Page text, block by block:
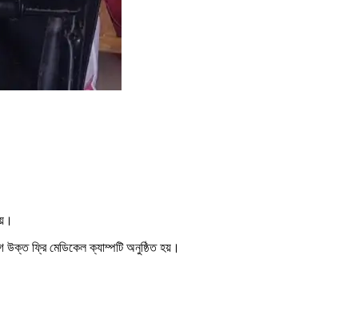
উক্ত ফ্রি মেডিকেল ক্যাম্পটি অনুষ্ঠিত হয়।